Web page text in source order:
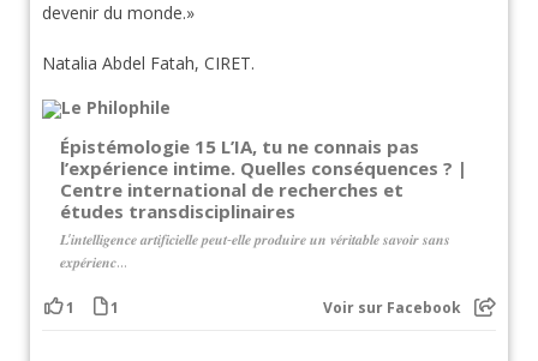
devenir du monde.»
Natalia Abdel Fatah, CIRET.
Épistémologie 15 L’IA, tu ne connais pas
l’expérience intime. Quelles conséquences ? |
Centre international de recherches et
études transdisciplinaires
𝑳’𝒊𝒏𝒕𝒆𝒍𝒍𝒊𝒈𝒆𝒏𝒄𝒆 𝒂𝒓𝒕𝒊𝒇𝒊𝒄𝒊𝒆𝒍𝒍𝒆 𝒑𝒆𝒖𝒕-𝒆𝒍𝒍𝒆 𝒑𝒓𝒐𝒅𝒖𝒊𝒓𝒆 𝒖𝒏 𝒗𝒆́𝒓𝒊𝒕𝒂𝒃𝒍𝒆 𝒔𝒂𝒗𝒐𝒊𝒓 𝒔𝒂𝒏𝒔
𝒆𝒙𝒑𝒆́𝒓𝒊𝒆𝒏𝒄...
1 1 Voir sur Facebook